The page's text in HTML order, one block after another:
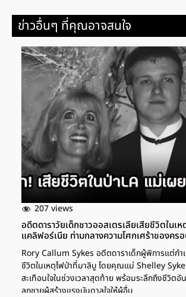
ข่าวอื่นๆ ที่คุณอาจสนใจ
207 views
อดีตดาราวัยเด็กชาวออสเตรเลียเสียชีวิตในเห
แคลิฟอร์เนีย ท่ามกลางความโศกเศร้าของคร
Rory Callum Sykes อดีตดาราเด็กผู้พิการแต่กำ
ชีวิตในเหตุไฟป่าที่มาลิบู โดยคุณแม่ Shelley
สะเทือนใจในช่วงเวลาสุดท้าย พร้อมระลึกถึงชีวิตอั
ลูกชายผู้สร้างแรงบันดาลใจให้ผู้อื่น